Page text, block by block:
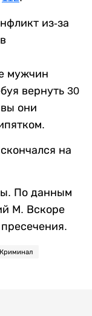
из-за
мужчин
вернуть 30
они
на
По данным
М. Вскоре